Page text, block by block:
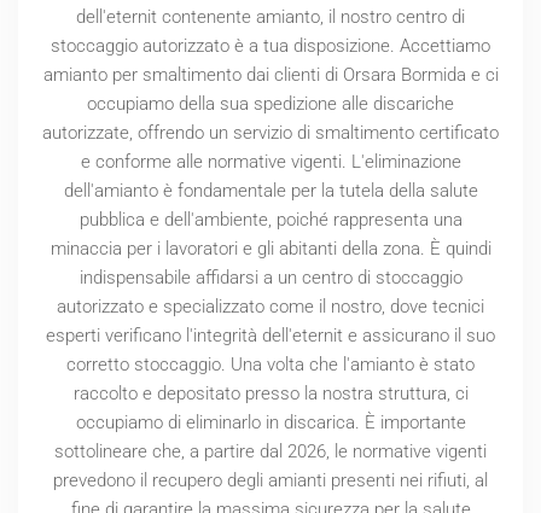
dell'eternit contenente amianto, il nostro centro di
stoccaggio autorizzato è a tua disposizione. Accettiamo
amianto per smaltimento dai clienti di Orsara Bormida e ci
occupiamo della sua spedizione alle discariche
autorizzate, offrendo un servizio di smaltimento certificato
e conforme alle normative vigenti. L'eliminazione
dell'amianto è fondamentale per la tutela della salute
pubblica e dell'ambiente, poiché rappresenta una
minaccia per i lavoratori e gli abitanti della zona. È quindi
indispensabile affidarsi a un centro di stoccaggio
autorizzato e specializzato come il nostro, dove tecnici
esperti verificano l'integrità dell'eternit e assicurano il suo
corretto stoccaggio. Una volta che l'amianto è stato
raccolto e depositato presso la nostra struttura, ci
occupiamo di eliminarlo in discarica. È importante
sottolineare che, a partire dal 2026, le normative vigenti
prevedono il recupero degli amianti presenti nei rifiuti, al